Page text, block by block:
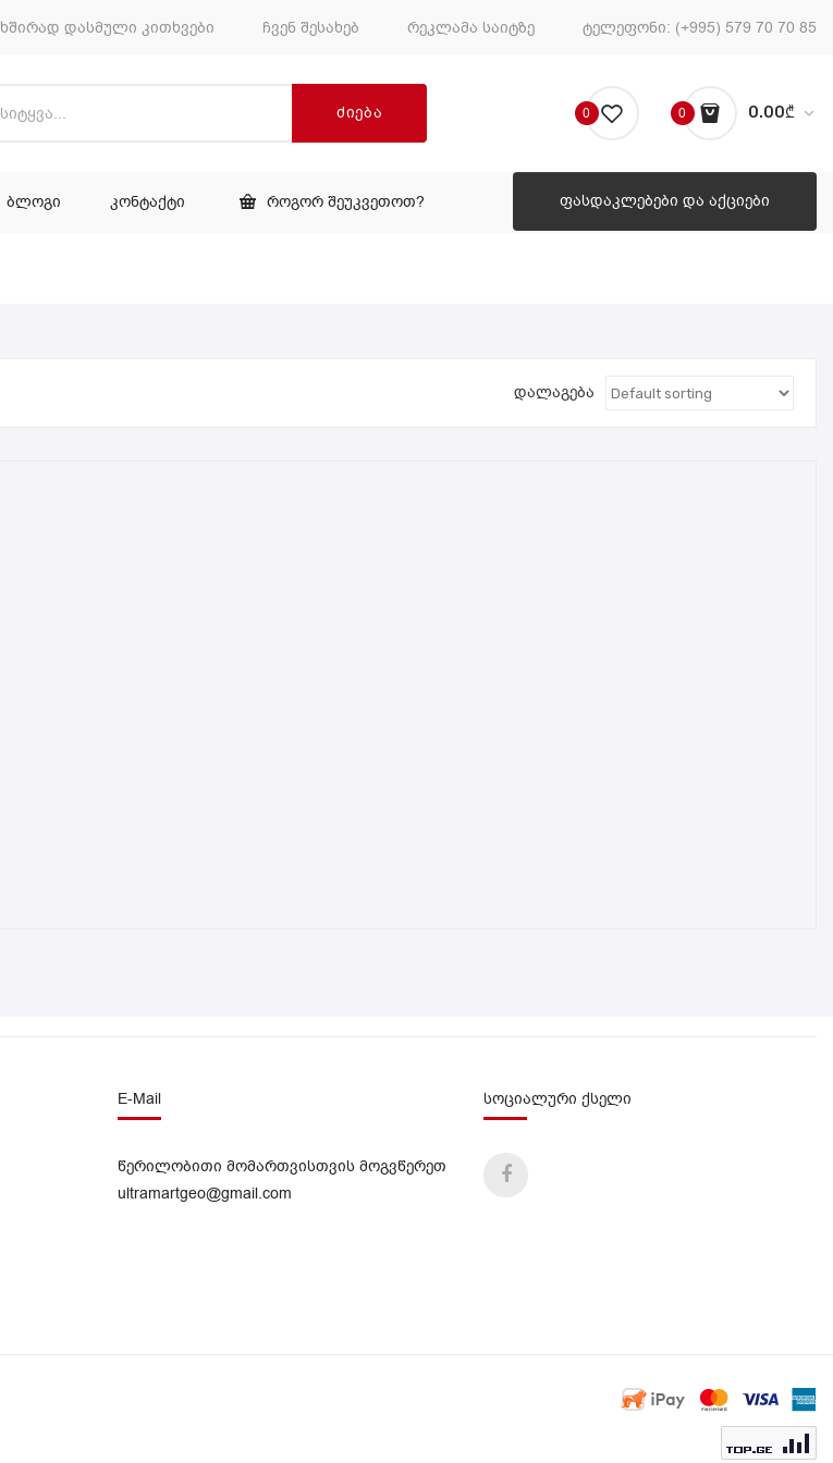
ხშირად დასმული კითხვები ჩვენ შესახებ რეკლამა საიტზე ტელეფონი: (+995) 579 70 70 85
ძიება 0 0 0.00₾
No products in the cart.
ᲑᲚᲝᲒᲘ ᲙᲝᲜᲢᲐᲥᲢᲘ ᲠᲝᲒᲝᲠ ᲨᲔᲣᲙᲕᲔᲗᲝᲗ? ფასდაკლებები და აქციები
დალაგება
E-Mail
წერილობითი მომართვისთვის მოგვწერეთ
ultramartgeo@gmail.com
სოციალური ქსელი